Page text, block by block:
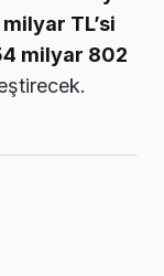
TL’si
milyar 802